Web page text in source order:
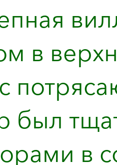
в
был
в